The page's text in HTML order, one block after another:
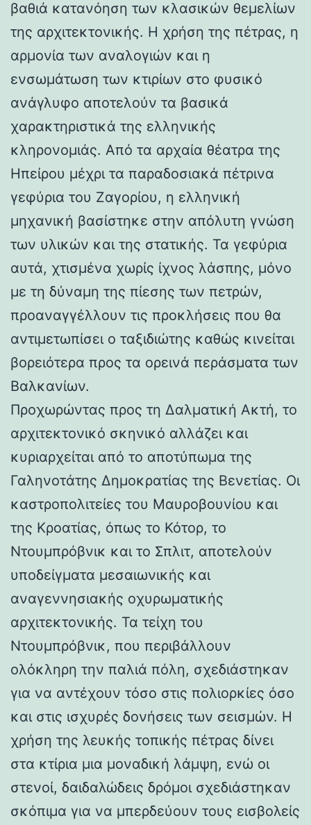
βαθιά κατανόηση των κλασικών θεμελίων
της αρχιτεκτονικής. Η χρήση της πέτρας, η
αρμονία των αναλογιών και η
ενσωμάτωση των κτιρίων στο φυσικό
ανάγλυφο αποτελούν τα βασικά
χαρακτηριστικά της ελληνικής
κληρονομιάς. Από τα αρχαία θέατρα της
Ηπείρου μέχρι τα παραδοσιακά πέτρινα
γεφύρια του Ζαγορίου, η ελληνική
μηχανική βασίστηκε στην απόλυτη γνώση
των υλικών και της στατικής. Τα γεφύρια
αυτά, χτισμένα χωρίς ίχνος λάσπης, μόνο
με τη δύναμη της πίεσης των πετρών,
προαναγγέλλουν τις προκλήσεις που θα
αντιμετωπίσει ο ταξιδιώτης καθώς κινείται
βορειότερα προς τα ορεινά περάσματα των
Βαλκανίων.
Προχωρώντας προς τη Δαλματική Ακτή, το
αρχιτεκτονικό σκηνικό αλλάζει και
κυριαρχείται από το αποτύπωμα της
Γαληνοτάτης Δημοκρατίας της Βενετίας. Οι
καστροπολιτείες του Μαυροβουνίου και
της Κροατίας, όπως το Κότορ, το
Ντουμπρόβνικ και το Σπλιτ, αποτελούν
υποδείγματα μεσαιωνικής και
αναγεννησιακής οχυρωματικής
αρχιτεκτονικής. Τα τείχη του
Ντουμπρόβνικ, που περιβάλλουν
ολόκληρη την παλιά πόλη, σχεδιάστηκαν
για να αντέχουν τόσο στις πολιορκίες όσο
και στις ισχυρές δονήσεις των σεισμών. Η
χρήση της λευκής τοπικής πέτρας δίνει
στα κτίρια μια μοναδική λάμψη, ενώ οι
στενοί, δαιδαλώδεις δρόμοι σχεδιάστηκαν
σκόπιμα για να μπερδεύουν τους εισβολείς